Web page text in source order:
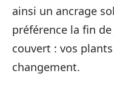
ainsi un ancrage
préférence la fin
couvert : vos
changement.